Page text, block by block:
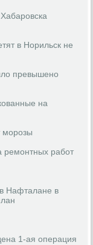
в Норильск не
превышено
на
морозы
ремонтных работ
Нафталане в
1-ая операция